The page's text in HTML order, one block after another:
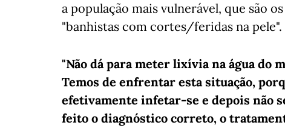
a população mais vulnerável, que são
"banhistas com cortes/feridas na pele".
"Não dá para meter lixívia na água do
Temos de enfrentar esta situação,
efetivamente infetar-se e depois não
feito o diagnóstico correto, o